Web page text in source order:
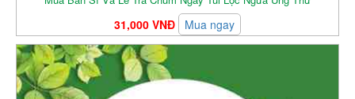
31,000 VNĐ Mua ngay